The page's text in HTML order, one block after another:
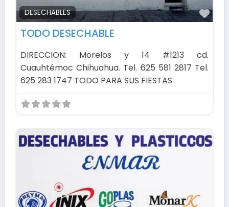
DESECHABLES
TODO DESECHABLE
DIRECCION: Morelos y 14 #1213 cd.
Cuauhtémoc Chihuahua. Tel. 625 581 2817 Tel.
625 283 1747 TODO PARA SUS FIESTAS